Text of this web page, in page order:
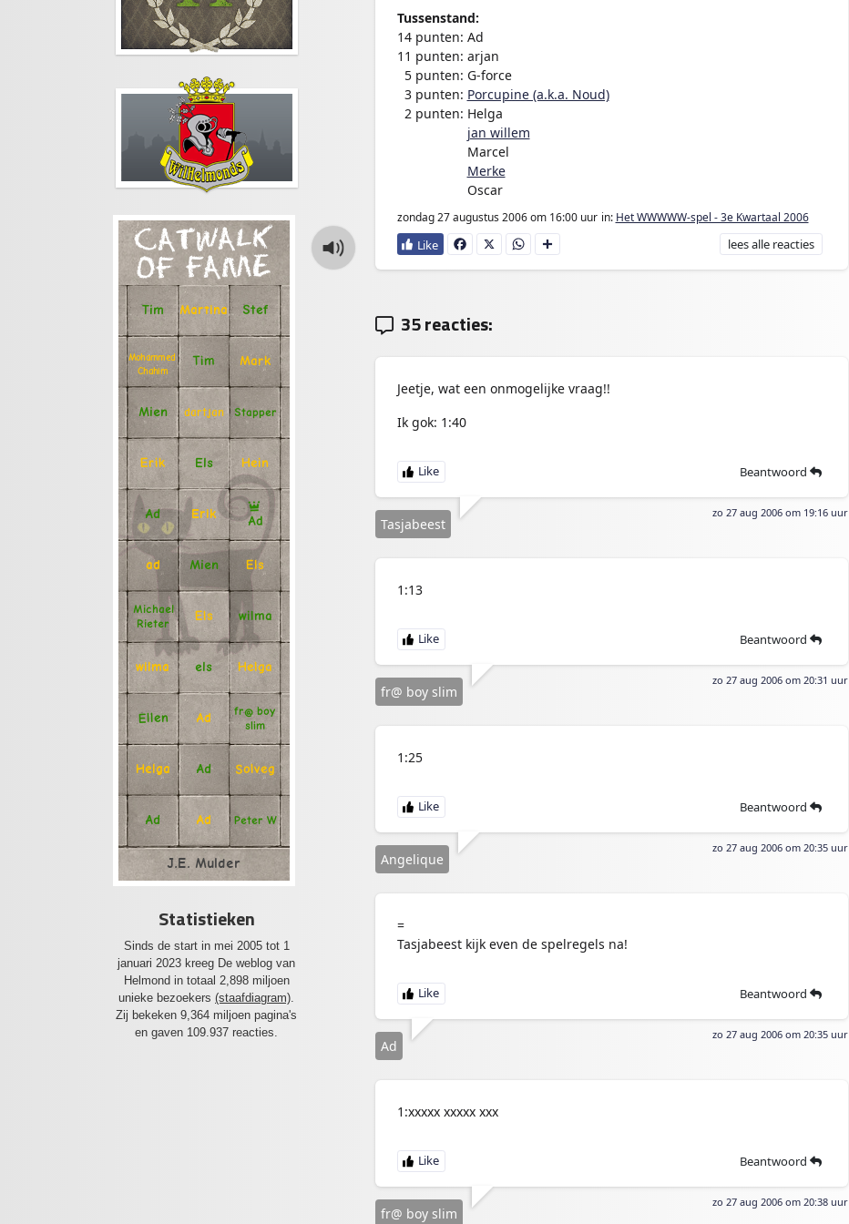
CATWALK
OF FAME
Tim Martina Stef
Mohammed
Chahim
Tim Mark
Mien dartjan Stapper
Erik Els Hein
Ad Erik
Ad
ad Mien Els
Michael
Rieter
Els wilma
wilma els Helga
Ellen Ad fr@ boy
slim
Helga Ad Solveg
Ad Ad Peter W
J.E. Mulder
Statistieken
Sinds de start in mei 2005 tot 1
januari 2023 kreeg De weblog van
Helmond in totaal 2,898 miljoen
unieke bezoekers (staafdiagram)
Zij bekeken 9,364 miljoen pagina's
en gaven 109.937 reacties.
Tussenstand:
14 punten: Ad
11 punten: arjan
5 punten: G-force
3 punten: Porcupine (a.k.a. Noud)
2 punten: Helga
jan willem
Marcel
Merke
Oscar
zondag 27 augustus 2006om 16:00 uur in: Het WWWWW-spel - 3e Kwartaal 2006
Fa
ce
X
W
ha
D
e
leesalle reacties
35 reacties:
Jeetje, wat een onmogelijke vraag!!
Ik gok: 1:40
Beantwoord
zo 27 aug 2006 om 19:16 uur
Tasjabeest
1:13
Beantwoord
zo 27 aug 2006 om 20:31 uur
fr@ boy slim
1:25
Beantwoord
zo 27 aug 2006 om 20:35 uur
Angelique
=
Tasjabeest kijk even de spelregels na!
Beantwoord
zo 27 aug 2006 om 20:35 uur
Ad
1:xxxxx xxxxx xxx
Beantwoord
zo 27 aug 2006 om 20:38 uur
fr@ boy slim